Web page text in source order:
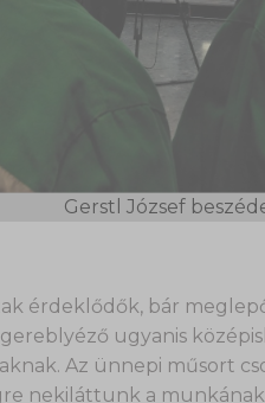
Gerstl József
érdeklődők, bár
ugyanis
Az ünnepi műsort
nekiláttunk a